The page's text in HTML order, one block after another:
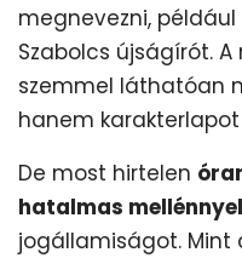
megnevezni,
Szabolcs újságírót.
szemmel láthatóan
hanem
De most hirtelen
hatalmas
jogállamiságot. Mint